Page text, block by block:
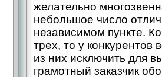
желательно
небольшое число
независимом пункте.
трех, то у конкурентов
из них исключить для
грамотный заказчик